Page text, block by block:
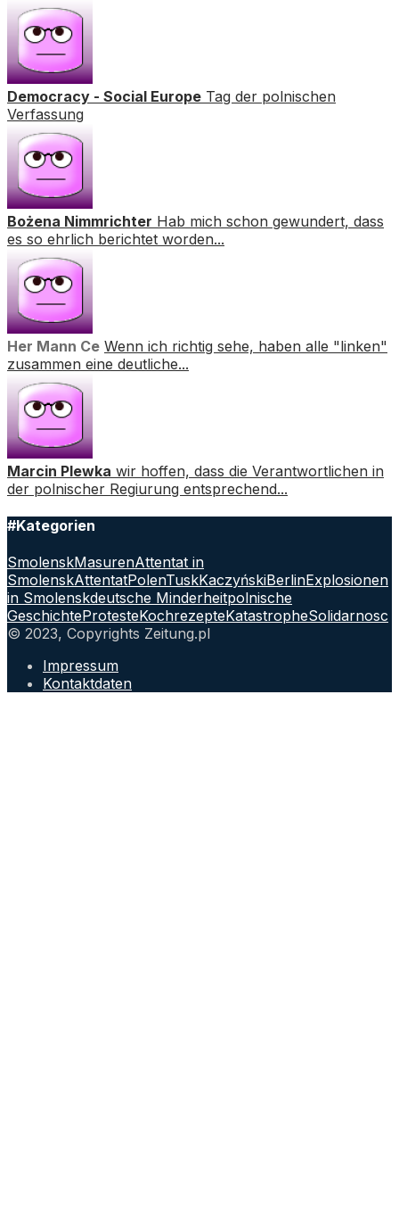
Democracy - Social Europe Tag der polnischen
Verfassung
Bożena Nimmrichter Hab mich schon gewundert, dass
es so ehrlich berichtet worden...
Her Mann Ce Wenn ich richtig sehe, haben alle "linken"
zusammen eine deutliche...
Marcin Plewka wir hoffen, dass die Verantwortlichen in
der polnischer Regiurung entsprechend...
#Kategorien
SmolenskMasurenAttentat in
SmolenskAttentatPolenTuskKaczyńskiBerlinExplosionen
in Smolenskdeutsche Minderheitpolnische
GeschichteProtesteKochrezepteKatastropheSolidarnosc
© 2023, Copyrights Zeitung.pl
Impressum
Kontaktdaten